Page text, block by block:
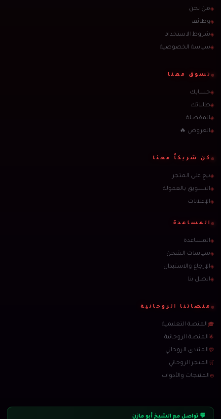
◈من نحن
◈وظائف
◈شروط الاستخدام
◈سياسة الخصوصية
تسوق معنا
◈حسابك
◈طلباتك
◈المفضلة
◈العروض 🔥
كن شريكاً معنا
◈بيع على المتجر
◈التسويق بالعمولة
◈الإعلانات
المساعدة
◈المساعدة
◈سياسات الشحن
◈الإرجاع والاستبدال
◈اتصل بنا
منصاتنا الروحانية
🎓المنصة التعليمية
🌟المنصة الروحانية
💬المنتدى الروحاني
🛒 المتجر الروحاني
⊕المنتجات والأدوات
💬 تواصل مع الشيخ أبو مازن